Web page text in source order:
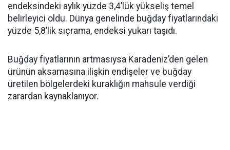
endeksindeki aylık yüzde 3,4’lük yükseliş temel
belirleyici oldu. Dünya genelinde buğday fiyatlarındaki
yüzde 5,8’lik sıçrama, endeksi yukarı taşıdı.
Buğday fiyatlarının artmasıysa Karadeniz’den gelen
ürünün aksamasına ilişkin endişeler ve buğday
üretilen bölgelerdeki kuraklığın mahsule verdiği
zarardan kaynaklanıyor.